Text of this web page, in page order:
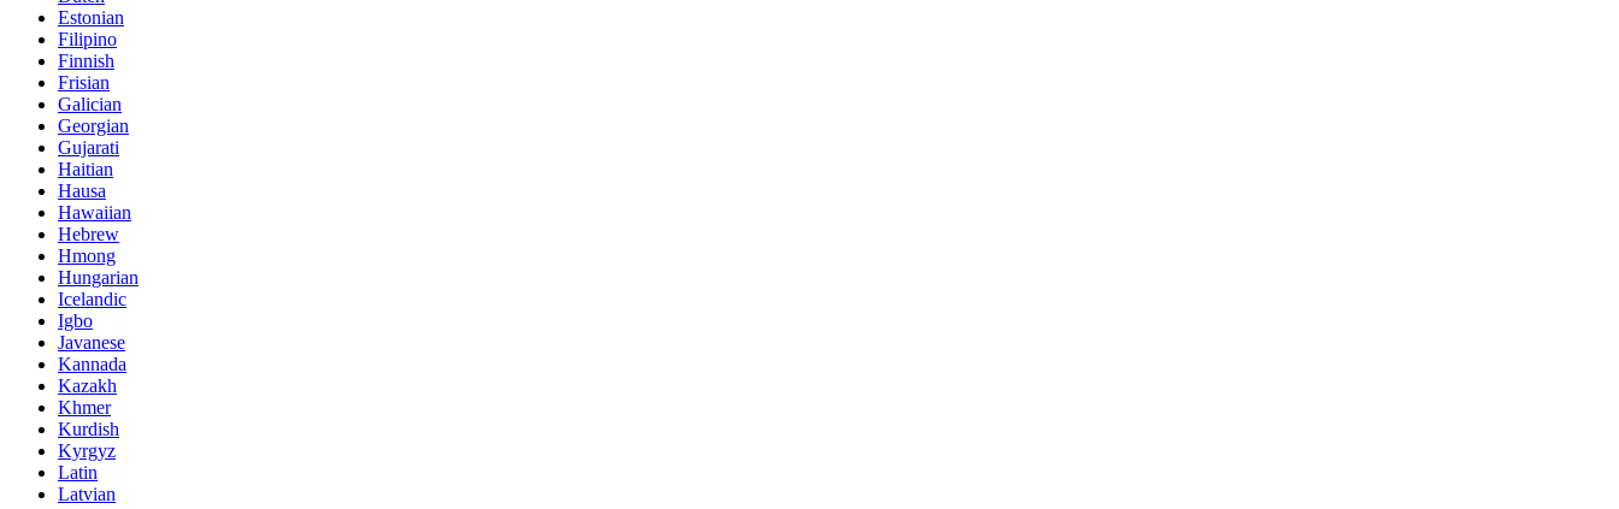
Estonian
Filipino
Finnish
Frisian
Galician
Georgian
Gujarati
Haitian
Hausa
Hawaiian
Hebrew
Hmong
Hungarian
Icelandic
Igbo
Javanese
Kannada
Kazakh
Khmer
Kurdish
Kyrgyz
Latin
Latvian